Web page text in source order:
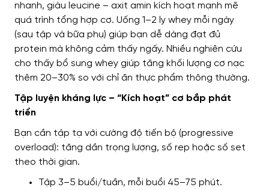
nhanh, giàu leucine – axit amin kích hoạt mạnh mẽ
quá trình tổng hợp cơ. Uống 1–2 ly whey mỗi ngày
(sau tập và bữa phụ) giúp bạn dễ dàng đạt đủ
protein mà không cảm thấy ngấy. Nhiều nghiên cứu
cho thấy bổ sung whey giúp tăng khối lượng cơ nạc
thêm 20–30% so với chỉ ăn thực phẩm thông thường.
Tập luyện kháng lực – “Kích hoạt” cơ bắp phát
triển
Bạn cần tập tạ với cường độ tiến bộ (progressive
overload): tăng dần trọng lượng, số rep hoặc số set
theo thời gian.
Tập 3–5 buổi/tuần, mỗi buổi 45–75 phút.